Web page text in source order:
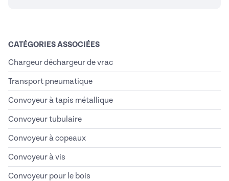
CATÉGORIES ASSOCIÉES
Chargeur déchargeur de vrac
Transport pneumatique
Convoyeur à tapis métallique
Convoyeur tubulaire
Convoyeur à copeaux
Convoyeur à vis
Convoyeur pour le bois